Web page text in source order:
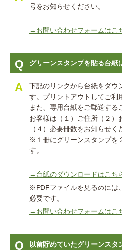
号をお知らせください。
→お問い合わせフォームはこ
グリーンスタンプを貼る台紙
下記のリンクから台紙をダウ
す。プリントアウトしてご利
また、専用台紙をご郵送する
お客様は（１）ご住所（２）
（４）必要冊数をお知らせく
※１冊にグリーンスタンプを
す。
→台紙のダウンロードはこち
※PDFファイルを見るのには
必要です。
→お問い合わせフォームはこ
以前貯めていたグリーンスタ